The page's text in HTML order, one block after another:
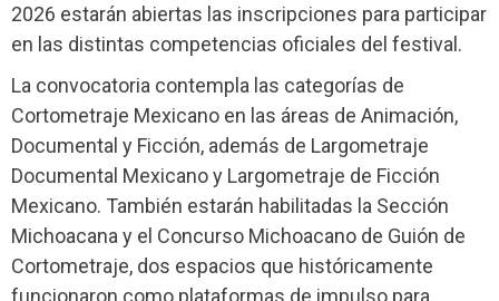
2026 estarán abiertas las inscripciones para participar
en las distintas competencias oficiales del festival.
La convocatoria contempla las categorías de
Cortometraje Mexicano en las áreas de Animación,
Documental y Ficción, además de Largometraje
Documental Mexicano y Largometraje de Ficción
Mexicano. También estarán habilitadas la Sección
Michoacana y el Concurso Michoacano de Guión de
Cortometraje, dos espacios que históricamente